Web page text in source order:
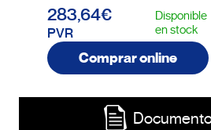
283,64€
PVR
Disponible
en stock
Comprar online